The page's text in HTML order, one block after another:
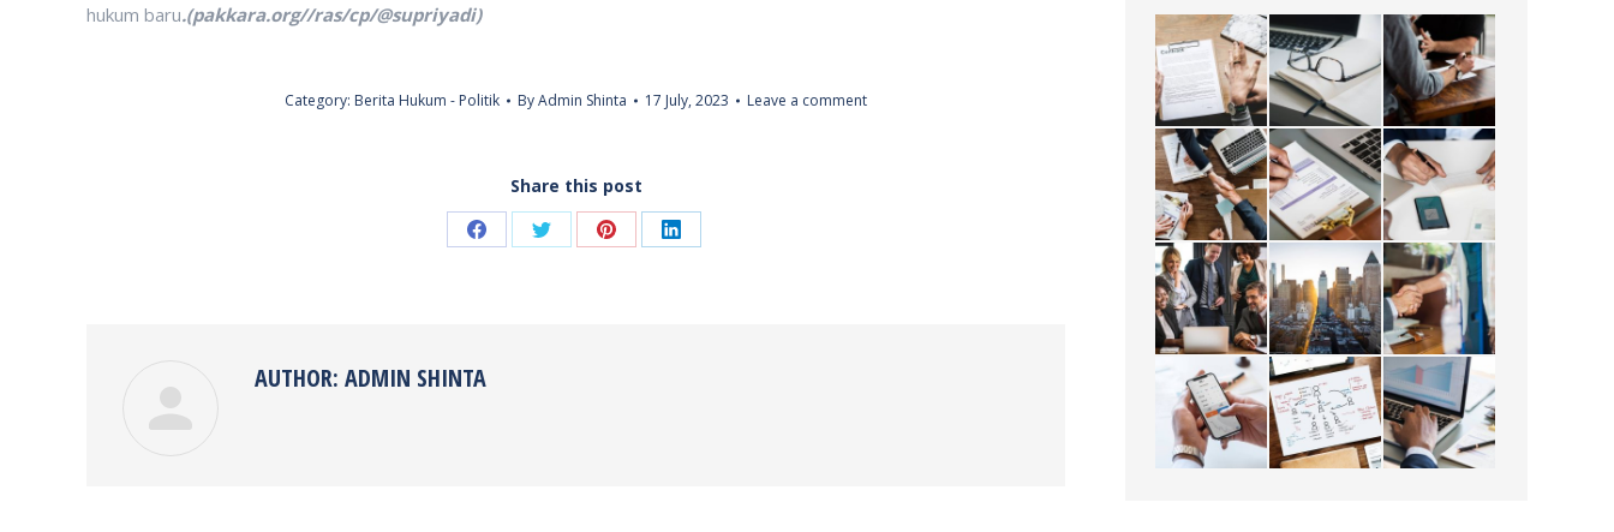
hukum baru.(pakkara.org//ras/cp/@supriyadi)
Category: Berita Hukum - Politik ByAdmin Shinta 17 July, 2023 Leave a comment
Share this post
Share Share Share Share
AUTHOR: ADMIN SHINTA